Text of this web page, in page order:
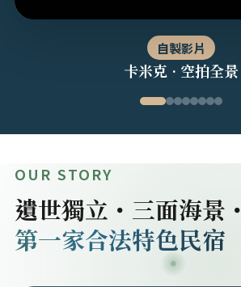
自製影片
卡米克 · 空拍全景
OUR STORY
遺世獨立・三面海景・
第一家合法特色民宿